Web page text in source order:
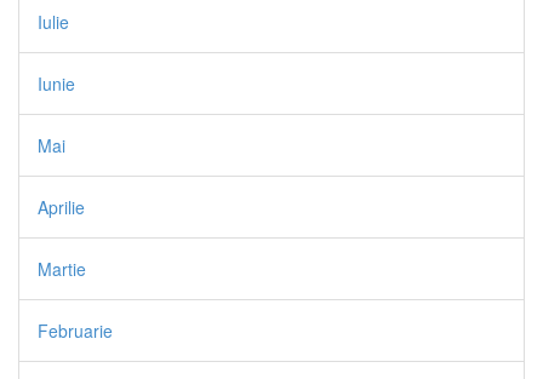
Iulie
Iunie
Mai
Aprilie
Martie
Februarie